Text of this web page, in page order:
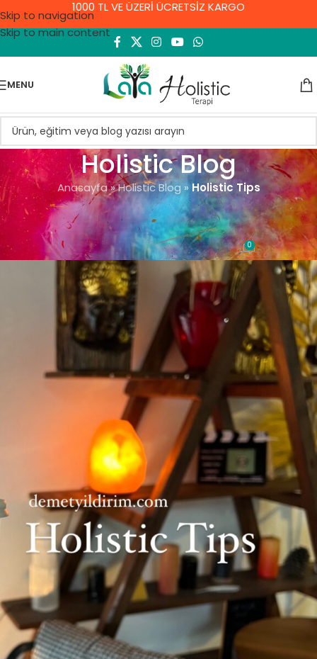
Skip to navigation
Skip to main content
1000 TL VE ÜZERİ ÜCRETSİZ KARGO
MENU
Holistic Blog
Anasayfa»Holistic Blog » Holistic Tips
EZOTERIZM VE BILGELIK
Holistic Tips
Demet YıldırımOn 20 Kasım 2023 0